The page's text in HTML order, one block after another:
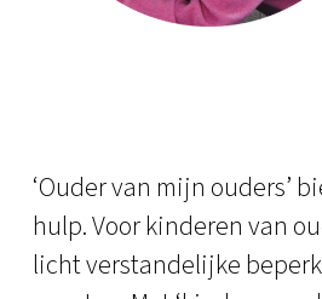
‘Ouder van mijn ouders’
hulp. Voor kinderen van
licht verstandelijke